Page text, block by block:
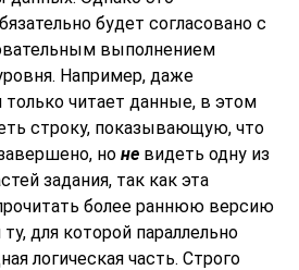
будет согласовано с
выполнением
Например, даже
только читает данные, в этом
строку, показывающую, что
но не видеть одну из
задания, так как эта
более раннюю версию
для которой параллельно
логическая часть. Строго